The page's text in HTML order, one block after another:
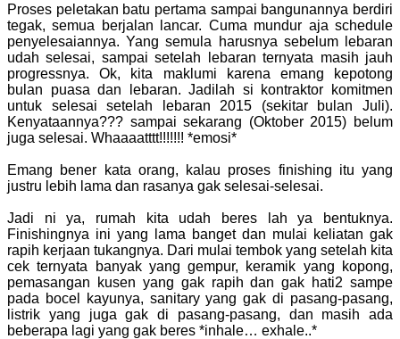
Proses peletakan batu pertama sampai bangunannya berdiri
tegak, semua berjalan lancar. Cuma mundur aja schedule
penyelesaiannya. Yang semula harusnya sebelum lebaran
udah selesai, sampai setelah lebaran ternyata masih jauh
progressnya. Ok, kita maklumi karena emang kepotong
bulan puasa dan lebaran. Jadilah si kontraktor komitmen
untuk selesai setelah lebaran 2015 (sekitar bulan Juli).
Kenyataannya??? sampai sekarang (Oktober 2015) belum
juga selesai. Whaaaatttt!!!!!!! *emosi*
Emang bener kata orang, kalau proses finishing itu yang
justru lebih lama dan rasanya gak selesai-selesai.
Jadi ni ya, rumah kita udah beres lah ya bentuknya.
Finishingnya ini yang lama banget dan mulai keliatan gak
rapih kerjaan tukangnya. Dari mulai tembok yang setelah kita
cek ternyata banyak yang gempur, keramik yang kopong,
pemasangan kusen yang gak rapih dan gak hati2 sampe
pada bocel kayunya, sanitary yang gak di pasang-pasang,
listrik yang juga gak di pasang-pasang, dan masih ada
beberapa lagi yang gak beres *inhale… exhale..*